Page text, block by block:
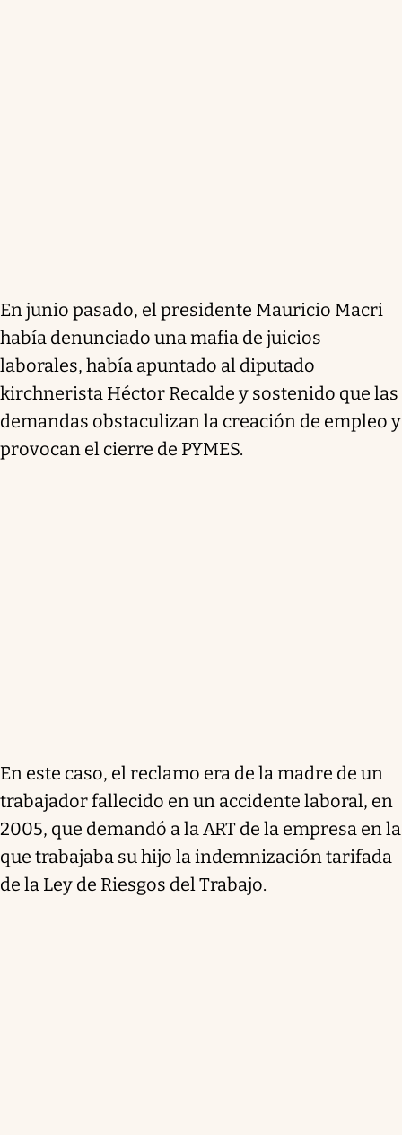
En junio pasado, el presidente Mauricio Macri
había denunciado una mafia de juicios
laborales, había apuntado al diputado
kirchnerista Héctor Recalde y sostenido que las
demandas obstaculizan la creación de empleo y
provocan el cierre de PYMES.
En este caso, el reclamo era de la madre de un
trabajador fallecido en un accidente laboral, en
2005, que demandó a la ART de la empresa en la
que trabajaba su hijo la indemnización tarifada
de la Ley de Riesgos del Trabajo.